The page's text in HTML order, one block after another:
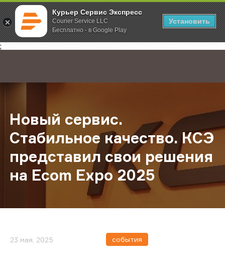
Курьер Сервис Экспресс
Courier Service LLC
Бесплатно - в Google Play
Установить
;
Главная О компании Новости Новый сервис. Стабильное
Новый сервис.
Стабильное качество. КСЭ
представил свои решения
на Ecom Expo 2025
23 мая, 2025 события